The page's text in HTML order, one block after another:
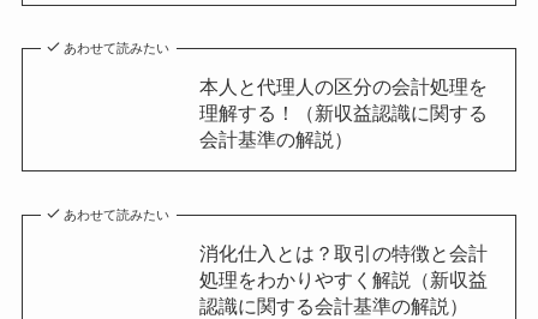
あわせて読みたい
本人と代理人の区分の会計処理を
理解する！（新収益認識に関する
会計基準の解説）
あわせて読みたい
消化仕入とは？取引の特徴と会計
処理をわかりやすく解説（新収益
認識に関する会計基準の解説）